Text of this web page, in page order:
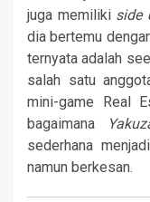
juga memiliki side
dia bertemu
ternyata adalah
salah satu
mini-game Real
bagaimana
sederhana
namun berkesan.